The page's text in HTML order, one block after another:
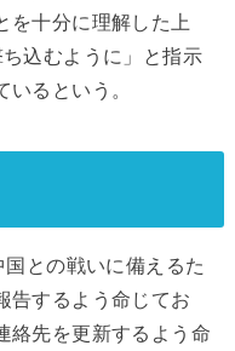
を十分に理解した上
込むように」と指示
るという。
との戦いに備えるた
告するよう命じてお
絡先を更新するよう命